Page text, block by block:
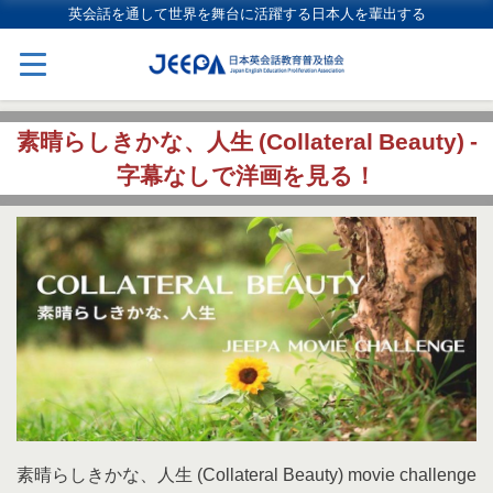
英会話を通して世界を舞台に活躍する日本人を輩出する
素晴らしきかな、人生 (Collateral Beauty) -
字幕なしで洋画を見る！
素晴らしきかな、人生 (Collateral Beauty) movie challenge